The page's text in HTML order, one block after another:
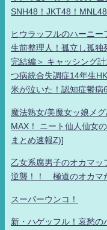
SNH48！JKT48！
ヒウラッフルのハーニー
生前整理人！孤立し孤独
完結編＞ キャッシング
つ病統合失調症14年生
米が泣いた！認知症鬱病
魔法熟女/美魔女ッ娘メ
MAX！ ニート仙人仙女
まとめ速報Z)]
乙女系腐男子のオカマ
逆襲！！ 極道のオカマ
スーパーウンコ！
新・ハゲッフル！哀愁の